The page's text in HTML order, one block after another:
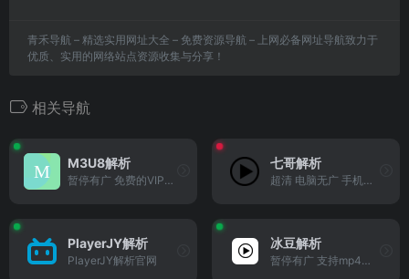
青禾导航 – 精选实用网址大全 – 免费资源导航 – 上网必备网址导航致力于
优质、实用的网络站点资源收集与分享！
相关导航
M3U8解析
暂停有广 免费的VIP影视解析网站
七哥解析
超清 电脑无广 手机有广
PlayerJY解析
PlayerJY解析官网
冰豆解析
暂停有广 支持mp4、m3u8、mp3、各大视频网站等链接